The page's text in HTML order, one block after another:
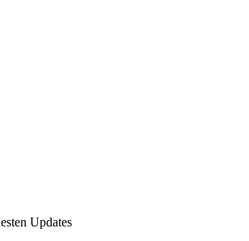
Updates